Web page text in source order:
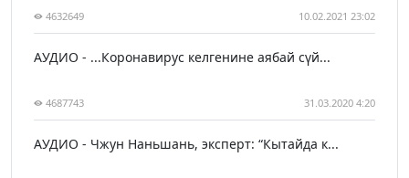
4632649 10.02.2021 23:02
АУДИО - ...Коронавирус келгенине аябай сүй...
4687743 31.03.2020 4:20
АУДИО - Чжун Наньшань, эксперт: “Кытайда к...